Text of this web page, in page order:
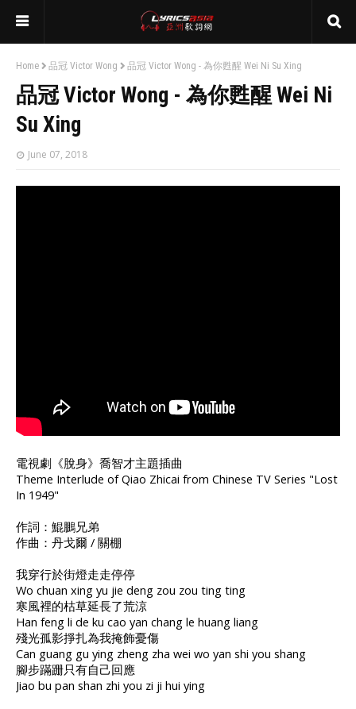
Home 品冠 Victor Wong 品冠 Victor Wong - 為你甦醒 Wei Ni Su Xing
品冠 Victor Wong - 為你甦醒 Wei Ni
Su Xing
June 07, 2018
電視劇《脫身》喬智才主題插曲
Theme Interlude of Qiao Zhicai from Chinese TV Series "Lost
In 1949"
作詞：鯤鵬兄弟
作曲：丹戈爾 / 關棚
我穿行於街燈走走停停
Wo chuan xing yu jie deng zou zou ting ting
寒風裡的枯草延長了荒涼
Han feng li de ku cao yan chang le huang liang
殘光孤影掙扎為我掩飾憂傷
Can guang gu ying zheng zha wei wo yan shi you shang
腳步蹣跚只有自己回應
Jiao bu pan shan zhi you zi ji hui ying